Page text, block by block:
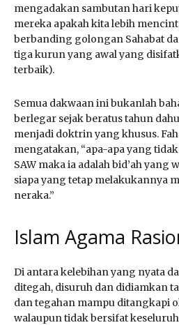
mengadakan sambutan hari
mereka apakah kita lebih
berbanding golongan Sahabat
tiga kurun yang awal yang
terbaik).
Semua dakwaan ini bukanlah
berlegar sejak beratus tahun
menjadi doktrin yang khusus.
mengatakan, “apa-apa yang
SAW maka ia adalah bid’ah yang
siapa yang tetap melakukannya
neraka.”
Islam Agama
Di antara kelebihan yang nyata
ditegah, disuruh dan didiamkan
dan tegahan mampu ditangkapi
walaupun tidak bersifat